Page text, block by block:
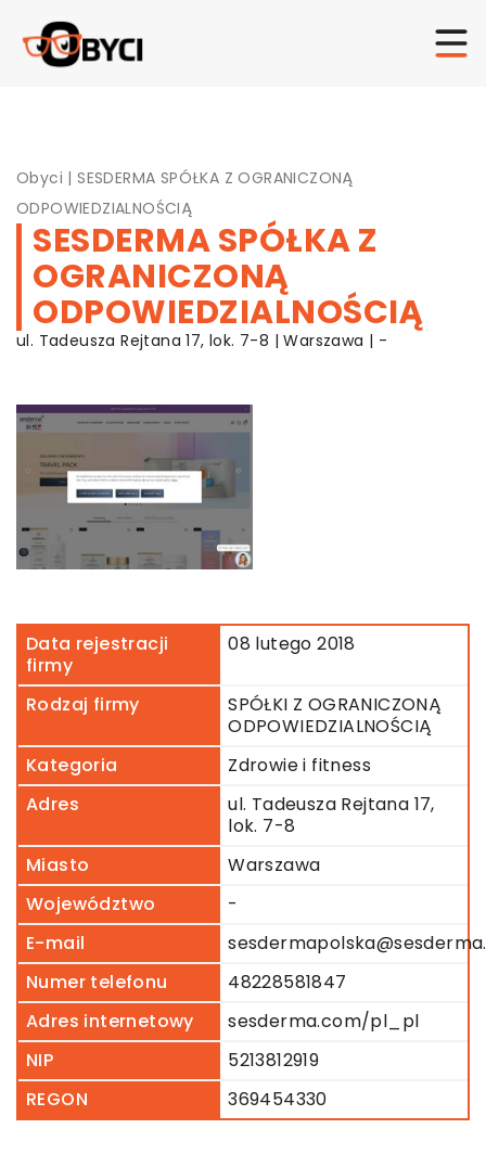
Obyci |SESDERMA SPÓŁKA Z OGRANICZONĄ
ODPOWIEDZIALNOŚCIĄ
SESDERMA SPÓŁKA Z
OGRANICZONĄ
ODPOWIEDZIALNOŚCIĄ
ul. Tadeusza Rejtana 17, lok. 7-8 | Warszawa | -
Data rejestracji
firmy
08 lutego 2018
Rodzaj firmy
SPÓŁKI Z OGRANICZONĄ
ODPOWIEDZIALNOŚCIĄ
Kategoria
Zdrowie i fitness
Adres
ul. Tadeusza Rejtana 17,
lok. 7-8
Miasto
Warszawa
Województwo
-
E-mail
Numer telefonu
48228581847
Adres internetowy
sesderma.com/pl_pl
NIP
5213812919
REGON
369454330